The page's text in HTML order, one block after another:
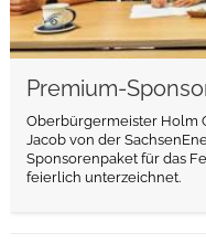
Premium-
Oberbürgermeister Holm
Jacob von der
Sponsorenpaket für das
feierlich unterzeichnet.